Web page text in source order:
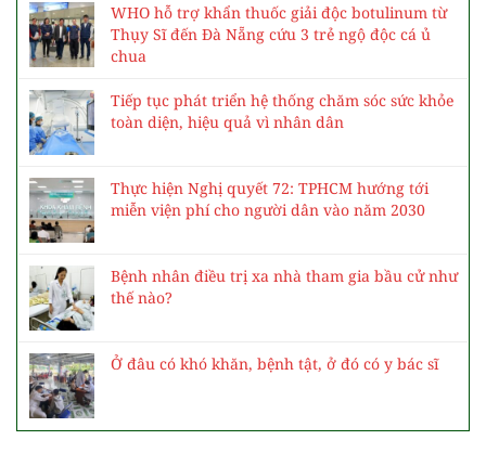
WHO hỗ trợ khẩn thuốc giải độc botulinum từ
Thụy Sĩ đến Đà Nẵng cứu 3 trẻ ngộ độc cá ủ
chua
Tiếp tục phát triển hệ thống chăm sóc sức khỏe
toàn diện, hiệu quả vì nhân dân
Thực hiện Nghị quyết 72: TPHCM hướng tới
miễn viện phí cho người dân vào năm 2030
Bệnh nhân điều trị xa nhà tham gia bầu cử như
thế nào?
Ở đâu có khó khăn, bệnh tật, ở đó có y bác sĩ